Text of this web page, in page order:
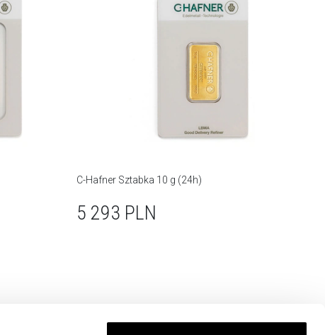
C-Hafner Sztabka 10 g (24h)
5 293 PLN